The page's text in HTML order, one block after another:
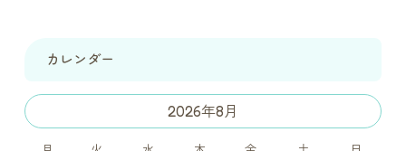
カレンダー
2026年8月